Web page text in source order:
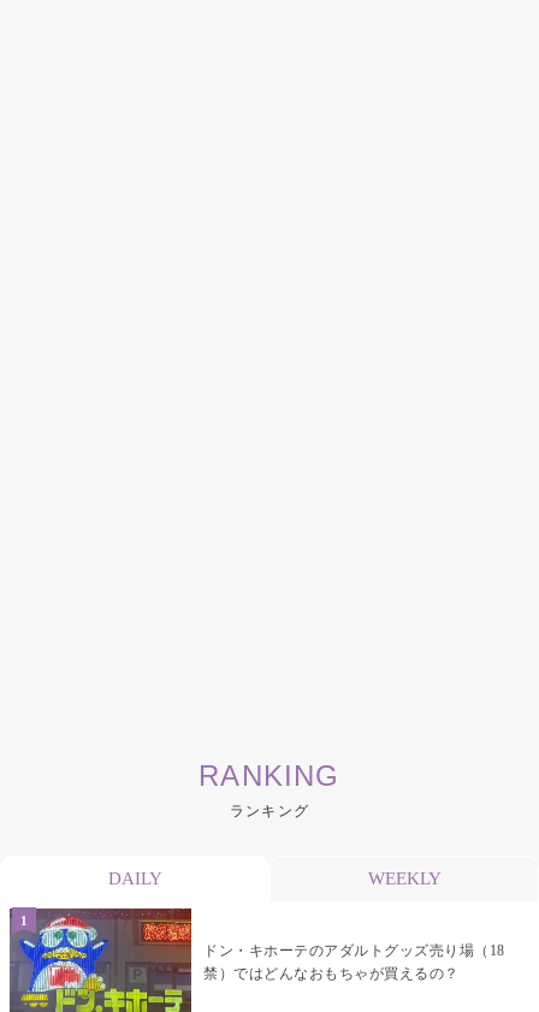
RANKING
ランキング
DAILY WEEKLY
ドン・キホーテのアダルトグッズ売り場（18
禁）ではどんなおもちゃが買えるの？